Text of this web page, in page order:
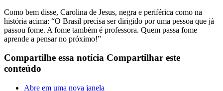
Como bem disse, Carolina de Jesus, negra e periférica como na
história acima: “O Brasil precisa ser dirigido por uma pessoa que já
passou fome. A fome também é professora. Quem passa fome
aprende a pensar no próximo!”
Compartilhe essa notícia Compartilhar este
conteúdo
Abre em uma nova janela